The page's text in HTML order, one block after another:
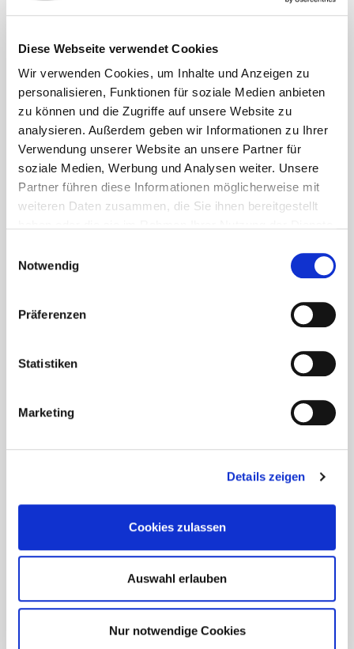
Diese Webseite verwendet Cookies
Wir verwenden Cookies, um Inhalte und Anzeigen zu
personalisieren, Funktionen für soziale Medien anbieten
zu können und die Zugriffe auf unsere Website zu
analysieren. Außerdem geben wir Informationen zu Ihrer
Verwendung unserer Website an unsere Partner für
soziale Medien, Werbung und Analysen weiter. Unsere
Partner führen diese Informationen möglicherweise mit
weiteren Daten zusammen, die Sie ihnen bereitgestellt
Notwendig
Präferenzen
Statistiken
Marketing
Details zeigen
Cookies zulassen
Auswahl erlauben
Nur notwendige Cookies